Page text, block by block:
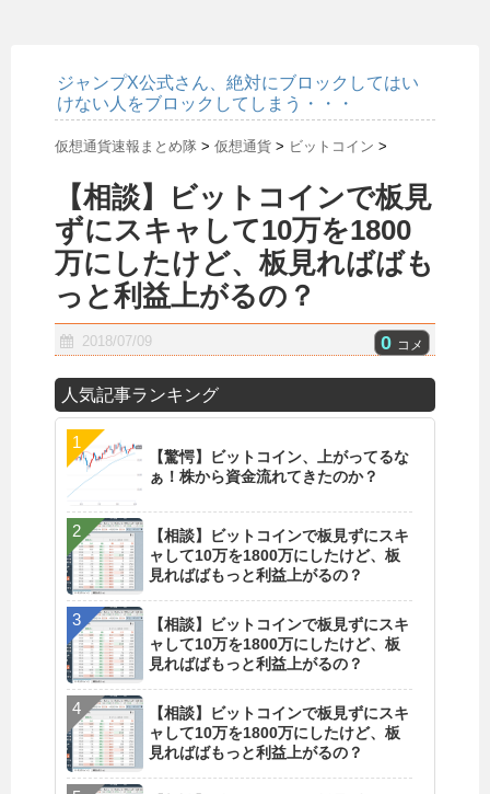
ジャンプX公式さん、絶対にブロックしてはい
けない人をブロックしてしまう・・・
仮想通貨速報まとめ隊 > 仮想通貨 > ビットコイン >
【相談】ビットコインで板見
ずにスキャして10万を1800
万にしたけど、板見ればばも
っと利益上がるの？
2018/07/09 0 コメ
人気記事ランキング
【驚愕】ビットコイン、上がってるな
ぁ！株から資金流れてきたのか？
【相談】ビットコインで板見ずにスキ
ャして10万を1800万にしたけど、板
見ればばもっと利益上がるの？
【相談】ビットコインで板見ずにスキ
ャして10万を1800万にしたけど、板
見ればばもっと利益上がるの？
【相談】ビットコインで板見ずにスキ
ャして10万を1800万にしたけど、板
見ればばもっと利益上がるの？